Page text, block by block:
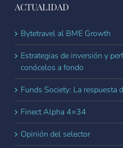
ACTUALIDAD
Bytetravel al BME Growth
Estrategias de inversión y
conócelos a fondo
Funds Society: La respuesta
Finect Alpha 4×34
Opinión del selector